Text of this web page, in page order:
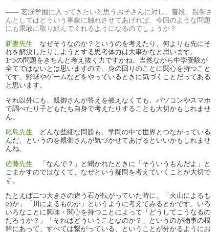
茗渓学園に入ってきたいと思うお子さんに対し、普段、親御さ
んとしてはどういう事象に触れさせてあげれば、今回のような問題
にも果敢に取り組んでくれるようになるのでしょうか？
新妻先生 なぜそうなのか？というのを考えたり、何よりも先にそ
れを解決したりしようとする思考体力は大事かなと思います。
1つの問題をきちんと考え抜く力ですかね。当然ながら中学受験が
全てではないとは思いますので、身の回りのことに関心を持つこと
です。野球やゲームなどをやっているときに気づくことだってある
と思います。
それ以外にも、親御さんが答えを教えなくても、パソコンやスマホ
で調べたり子どもたち自身で考えたりすることも大切かもしれませ
ん。
尾島先生 どんな些細な問題も、学問の中で世界とつながっている
んだ、というのを親御さんが気づかせてあげるといいかもしれませ
んね。
佐藤先生 「なんで？」と聞かれたときに「そういうもんだよ」と
ごまかすのではなくて、なぜという疑問を考えていくことが大切で
す。
たとえば二つ大きさの違う石が転がっていた時に、「火山によるも
のか」「川によるものか」というように考えてみるとかです。いろ
いろなことに興味・関心を持つことによって「どうしてこうなるの
だろうか？」「それはどういうことなのか？」というのが物事の根
幹にあって、すべては繋がっている、ということが分かるようにお